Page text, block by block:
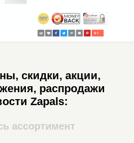
скидки, акции,
распродажи
Zapals:
ассортимент